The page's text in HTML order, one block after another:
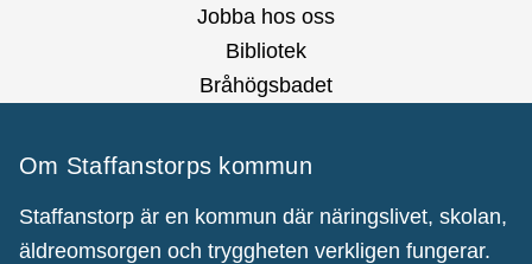
Jobba hos oss
Bibliotek
Bråhögsbadet
Om Staffanstorps kommun
Staffanstorp är en kommun där näringslivet, skolan,
äldreomsorgen och tryggheten verkligen fungerar.